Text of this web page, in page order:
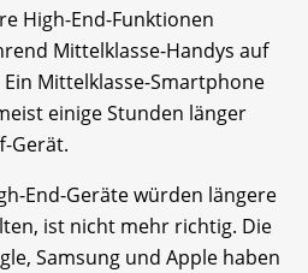
High-End-Funktionen
Mittelklasse-Handys auf
Mittelklasse-Smartphone
einige Stunden länger
Gerät.
End-Geräte würden längere
ist nicht mehr richtig. Die
Samsung und Apple haben